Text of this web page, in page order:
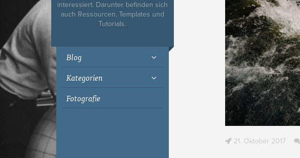
interessiert. Darunter befinden sich
auch Ressourcen, Templates und
Tutorials.
Blog
Kategorien
Fotografie
21. Oktober 2017